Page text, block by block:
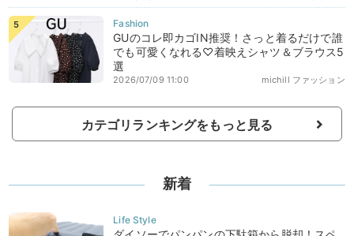
GUのコレ即カゴIN推奨！さっと着るだけで誰
でも可愛くなれる♡着映えシャツ＆ブラウス5
選
michill ファッション
2026/07/09 11:00
カテゴリランキングをもっと見る
新着